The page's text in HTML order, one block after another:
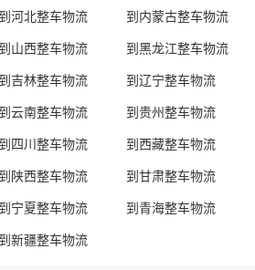
到河北整车物流 到内蒙古整车物流
到山西整车物流 到黑龙江整车物流
到吉林整车物流 到辽宁整车物流
到云南整车物流 到贵州整车物流
到四川整车物流 到西藏整车物流
到陕西整车物流 到甘肃整车物流
到宁夏整车物流 到青海整车物流
到新疆整车物流